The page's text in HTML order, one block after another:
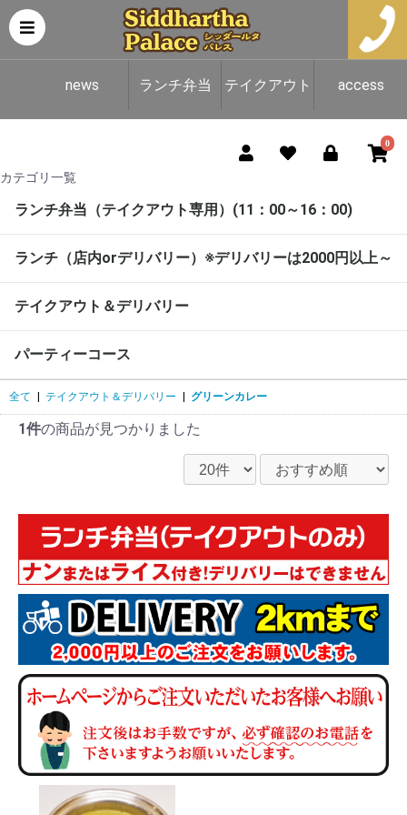
news ランチ弁当 テイクアウト access
0
カテゴリ一覧
ランチ弁当（テイクアウト専用）(11：00～16：00)
ランチ（店内orデリバリー）※デリバリーは2000円以上～
テイクアウト＆デリバリー
パーティーコース
全て テイクアウト＆デリバリー グリーンカレー
1件の商品が見つかりました